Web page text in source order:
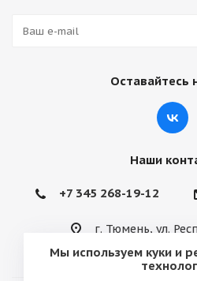
Оставайтесь
Наши
+7 345 268-19-12
г. Тюмень, ул.
Мы используем куки и